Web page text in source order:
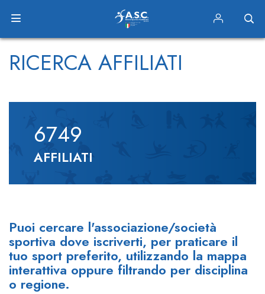
RICERCA AFFILIATI
6749
AFFILIATI
Puoi cercare l'associazione/società
sportiva dove iscriverti, per praticare il
tuo sport preferito, utilizzando la mappa
interattiva oppure filtrando per disciplina
o regione.